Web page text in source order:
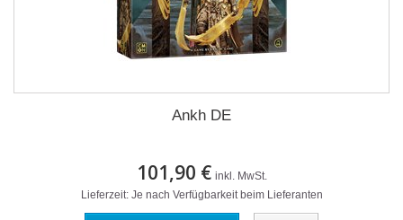
Ankh DE
101,90 € inkl. MwSt.
Lieferzeit: Je nach Verfügbarkeit beim Lieferanten